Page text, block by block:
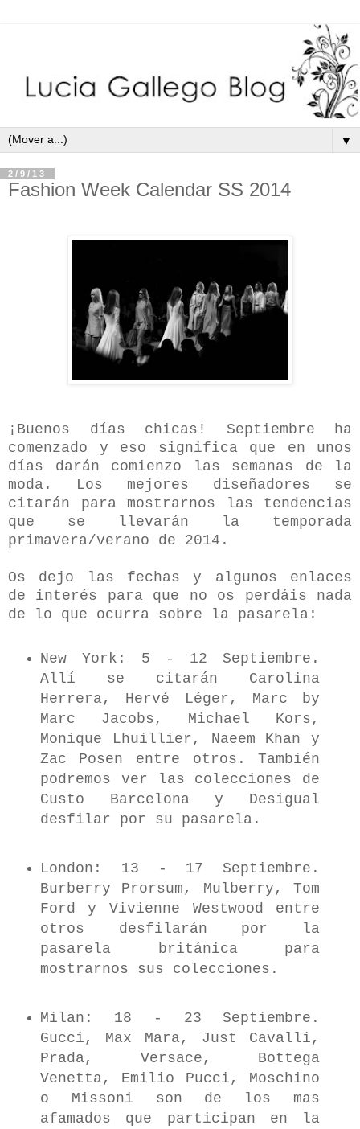
▼
2/9/13
Fashion Week Calendar SS 2014
¡Buenos días chicas! Septiembre ha
comenzado y eso significa que en unos
días darán comienzo las semanas de la
moda. Los mejores diseñadores se
citarán para mostrarnos las tendencias
que se llevarán la temporada
primavera/verano de 2014.
Os dejo las fechas y algunos enlaces
de interés para que no os perdáis nada
de lo que ocurra sobre la pasarela:
New York: 5 - 12 Septiembre.
Allí se citarán Carolina
Herrera, Hervé Léger, Marc by
Marc Jacobs, Michael Kors,
Monique Lhuillier, Naeem Khan y
Zac Posen entre otros. También
podremos ver las colecciones de
Custo Barcelona y Desigual
desfilar por su pasarela.
London: 13 - 17 Septiembre.
Burberry Prorsum, Mulberry, Tom
Ford y Vivienne Westwood entre
otros desfilarán por la
pasarela británica para
mostrarnos sus colecciones.
Milan: 18 - 23 Septiembre.
Gucci, Max Mara, Just Cavalli,
Prada, Versace, Bottega
Venetta, Emilio Pucci, Moschino
o Missoni son de los mas
afamados que participan en la